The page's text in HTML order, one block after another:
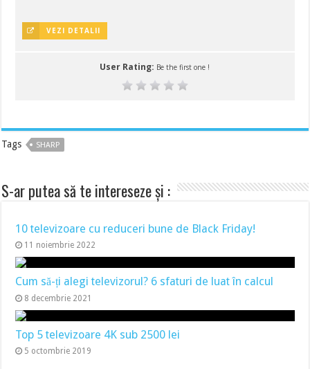
VEZI DETALII
User Rating: Be the first one !
Tags SHARP
S-ar putea să te intereseze și :
10 televizoare cu reduceri bune de Black Friday!
11 noiembrie 2022
Cum să-ți alegi televizorul? 6 sfaturi de luat în calcul
8 decembrie 2021
Top 5 televizoare 4K sub 2500 lei
5 octombrie 2019